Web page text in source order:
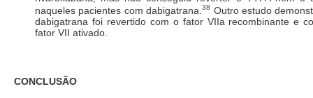
naqueles pacientes com dabigatrana.38 Outro estudo
dabigatrana foi revertido com o fator VIIa recombinante e
fator VII ativado.
CONCLUSÃO